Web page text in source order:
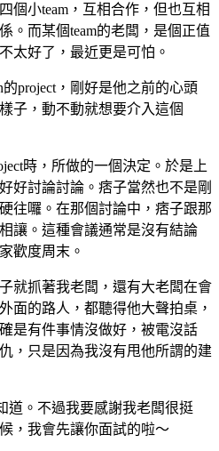
個小team，互相合作，但也互相
。而某個team的老闆，是個正值
太好了，最近更是可怕。
project，剛好是他之前的心頭
子，動不動就想要介入這個
時，所做的一個決定。於是上
好討論討論。痞子當然也不是剛
往囉。在那個討論中，痞子跟那
讓。這種會議通常是沒有結論
歡度周末。
就抓著我老闆，還有大老闆在會
面的路人，都聽得他大聲拍桌，
是有件事情沒做好，被電沒話
，只是因為我沒有甩他所謂的建
道。不過我要感謝我老闆很挺
，我會先讓你面試的啦～